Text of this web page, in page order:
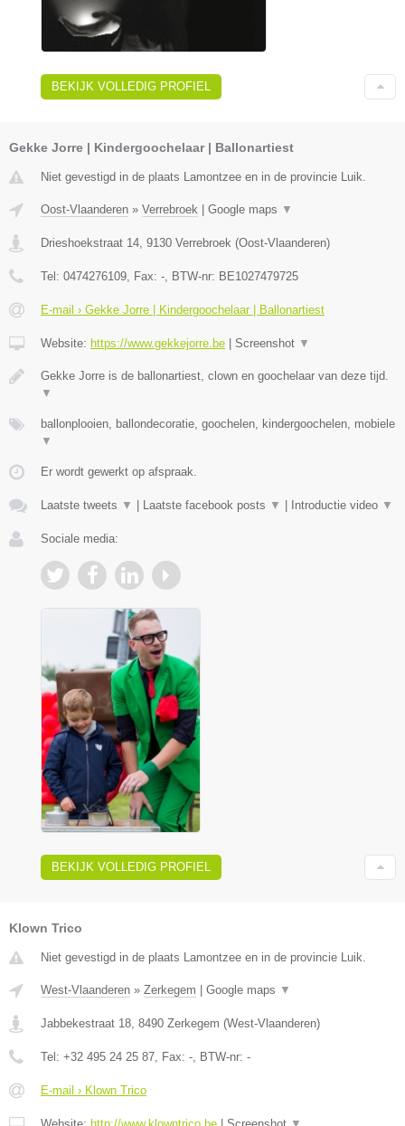
BEKIJK VOLLEDIG PROFIEL
Gekke Jorre | Kindergoochelaar | Ballonartiest
Niet gevestigd in de plaats Lamontzee en in de provincie Luik.
Oost-Vlaanderen » Verrebroek Google maps ▼
Drieshoekstraat 14, 9130 Verrebroek (Oost-Vlaanderen)
Tel: 0474276109, Fax: -, BTW-nr: BE1027479725
E-mail › Gekke Jorre | Kindergoochelaar | Ballonartiest
Website: https://www.gekkejorre.be Screenshot ▼
Gekke Jorre is de ballonartiest, clown en goochelaar van deze tijd.
▼
ballonplooien, ballondecoratie, goochelen, kindergoochelen, mobiele
▼
Er wordt gewerkt op afspraak.
Laatste tweets ▼ Laatste facebook posts ▼ Introductie video ▼
Sociale media:
BEKIJK VOLLEDIG PROFIEL
Klown Trico
Niet gevestigd in de plaats Lamontzee en in de provincie Luik.
West-Vlaanderen » Zerkegem Google maps ▼
Jabbekestraat 18, 8490 Zerkegem (West-Vlaanderen)
Tel: +32 495 24 25 87, Fax: -, BTW-nr: -
E-mail › Klown Trico